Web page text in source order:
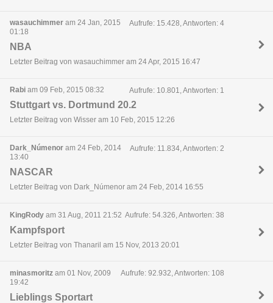
wasauchimmer am 24 Jan, 2015
01:18
Aufrufe: 15.428, Antworten: 4
NBA
Letzter Beitrag von wasauchimmer am 24 Apr, 2015 16:47
Rabi am 09 Feb, 2015 08:32 Aufrufe: 10.801, Antworten: 1
Stuttgart vs. Dortmund 20.2
Letzter Beitrag von Wisser am 10 Feb, 2015 12:26
Dark_Númenor am 24 Feb, 2014
13:40
Aufrufe: 11.834, Antworten: 2
NASCAR
Letzter Beitrag von Dark_Númenor am 24 Feb, 2014 16:55
KingRody am 31 Aug, 2011 21:52 Aufrufe: 54.326, Antworten: 38
Kampfsport
Letzter Beitrag von Thanaril am 15 Nov, 2013 20:01
minasmoritz am 01 Nov, 2009
19:42
Aufrufe: 92.932, Antworten: 108
Lieblings Sportart